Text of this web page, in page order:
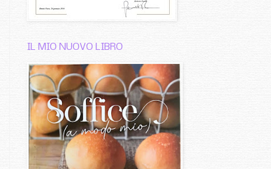
IL MIO NUOVO LIBRO